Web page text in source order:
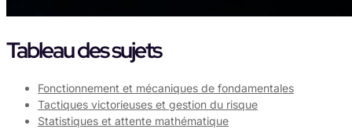
Tableau des sujets
Fonctionnement et mécaniques de fondamentales
Tactiques victorieuses et gestion du risque
Statistiques et attente mathématique